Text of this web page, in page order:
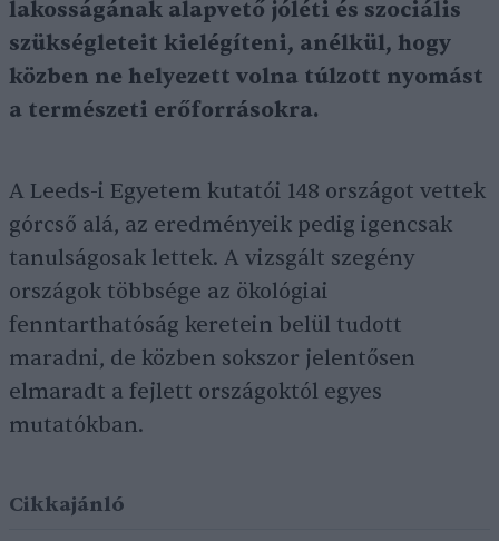
lakosságának alapvető jóléti és szociális
szükségleteit kielégíteni, anélkül, hogy
közben ne helyezett volna túlzott nyomást
a természeti erőforrásokra.
A Leeds-i Egyetem kutatói 148 országot vettek
górcső alá, az eredményeik pedig igencsak
tanulságosak lettek. A vizsgált szegény
országok többsége az ökológiai
fenntarthatóság keretein belül tudott
maradni, de közben sokszor jelentősen
elmaradt a fejlett országoktól egyes
mutatókban.
Cikkajánló